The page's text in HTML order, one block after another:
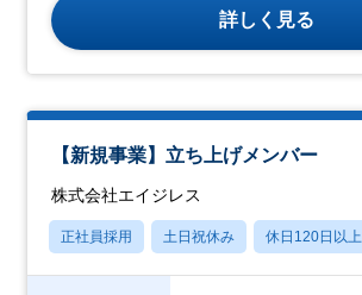
詳しく見る
【新規事業】立ち上げメンバー
株式会社エイジレス
正社員採用 土日祝休み 休日120日以上